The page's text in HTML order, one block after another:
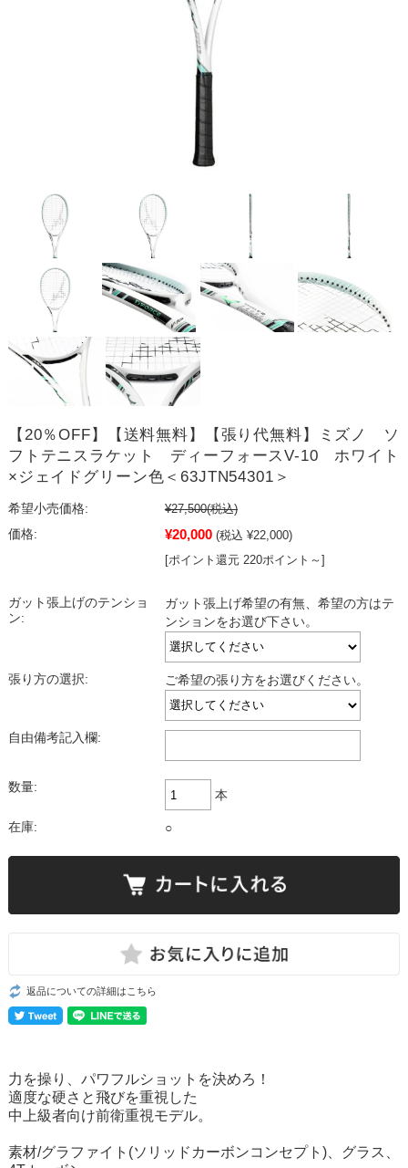
【20％OFF】【送料無料】【張り代無料】ミズノ ソ
フトテニスラケット ディーフォースV-10 ホワイト
×ジェイドグリーン色＜63JTN54301＞
希望小売価格: ¥27,500(税込)
価格:
¥20,000 (税込 ¥22,000)
[ポイント還元 220ポイント～]
ガット張上げのテンショ
ン:
ガット張上げ希望の有無、希望の方はテ
ンションをお選び下さい。
張り方の選択: ご希望の張り方をお選びください。
自由備考記入欄:
数量:
本
在庫: ○
返品についての詳細はこちら
力を操り、パワフルショットを決めろ！
適度な硬さと飛びを重視した
中上級者向け前衛重視モデル。
素材/グラファイト(ソリッドカーボンコンセプト)、グラス、